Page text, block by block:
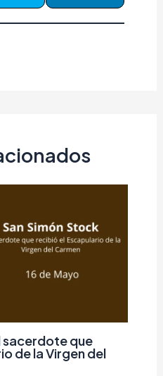
sacerdote que
de la Virgen del